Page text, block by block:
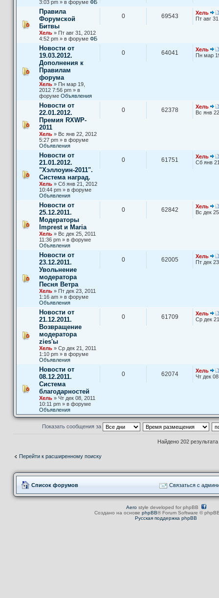
3:03 pm » в форуме ФБ
Правила
Форумской
Битвы
Хель » Пт авг 31, 2012
4:52 pm » в форуме ФБ
0 69543
Хель
Пт авг
Новости от
19.03.2012.
Дополнения к
Правилам
форума
Хель » Пн мар 19,
2012 7:56 pm » в
форуме Объявления
0 64041
Хель
Пн мар
Новости от
22.01.2012.
Премия RXWP-
2011
Хель » Вс янв 22, 2012
5:27 pm » в форуме
Объявления
0 62378
Хель
Вс янв
Новости от
21.01.2012.
"Хэллоуин-2011".
Система наград.
Хель » Сб янв 21, 2012
10:44 pm » в форуме
Объявления
0 61751
Хель
Сб янв
Новости от
25.12.2011.
Модераторы
Imprest и Maria
Хель » Вс дек 25, 2011
11:36 pm » в форуме
Объявления
0 62842
Хель
Вс дек
Новости от
23.12.2011.
Увольнение
модератора
Песня Ветра
Хель » Пт дек 23, 2011
1:16 am » в форуме
Объявления
0 62005
Хель
Пт дек
Новости от
21.12.2011.
Возвращение
модератора
zies'ы
Хель » Ср дек 21, 2011
1:10 pm » в форуме
Объявления
0 61709
Хель
Ср дек
Новости от
08.12.2011.
Система
благодарностей
Хель » Чт дек 08, 2011
10:11 pm » в форуме
Объявления
0 62074
Хель
Чт дек
Показать сообщения за
Найдено 202 результата
Перейти к расширенному поиску
Список форумов Связаться с
Aerostyle developed for phpBB
Создано на основе phpBB® Forum Software ©
Русская поддержка phpBB